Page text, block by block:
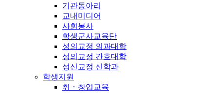
기관동아리
교내미디어
사회봉사
학생군사교육단
성의교정 의과대학
성의교정 간호대학
성신교정 신학과
학생지원
취ㆍ창업교육